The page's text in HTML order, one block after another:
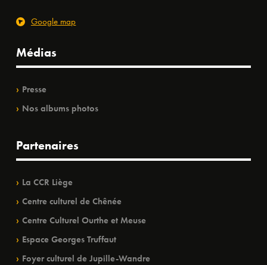
Google map
Médias
Presse
Nos albums photos
Partenaires
La CCR Liège
Centre culturel de Chênée
Centre Culturel Ourthe et Meuse
Espace Georges Truffaut
Foyer culturel de Jupille-Wandre